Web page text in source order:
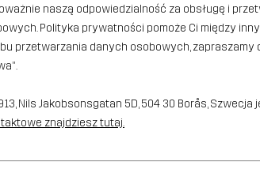
naszą odpowiedzialność za obsługę i
Polityka prywatności pomoże Ci między
przetwarzania danych osobowych, zapraszamy
Nils Jakobsonsgatan 5D, 504 30 Borås,
znajdziesz tutaj.